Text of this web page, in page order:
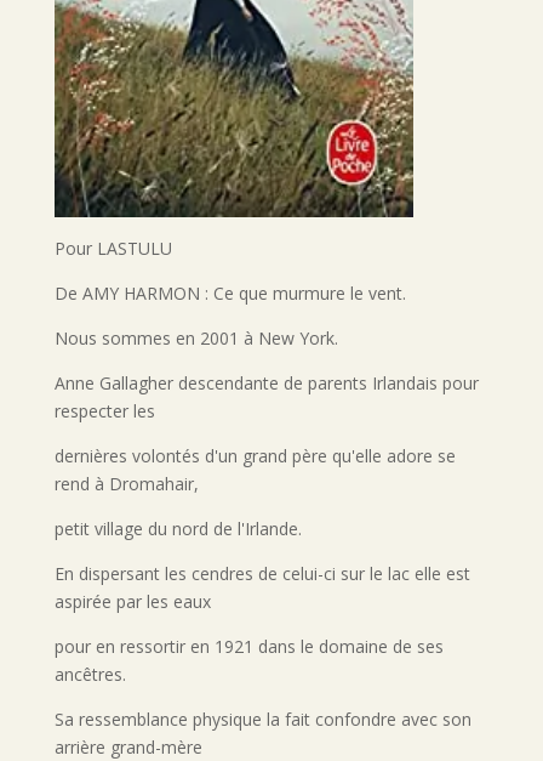
Pour LASTULU
De AMY HARMON : Ce que murmure le vent.
Nous sommes en 2001 à New York.
Anne Gallagher descendante de parents Irlandais pour
respecter les
dernières volontés d'un grand père qu'elle adore se
rend à Dromahair,
petit village du nord de l'Irlande.
En dispersant les cendres de celui-ci sur le lac elle est
aspirée par les eaux
pour en ressortir en 1921 dans le domaine de ses
ancêtres.
Sa ressemblance physique la fait confondre avec son
arrière grand-mère